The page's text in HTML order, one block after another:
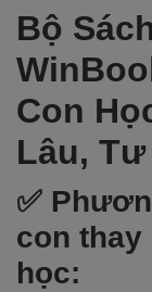
Bộ
Con
Lâu,
✅
con thay
học: